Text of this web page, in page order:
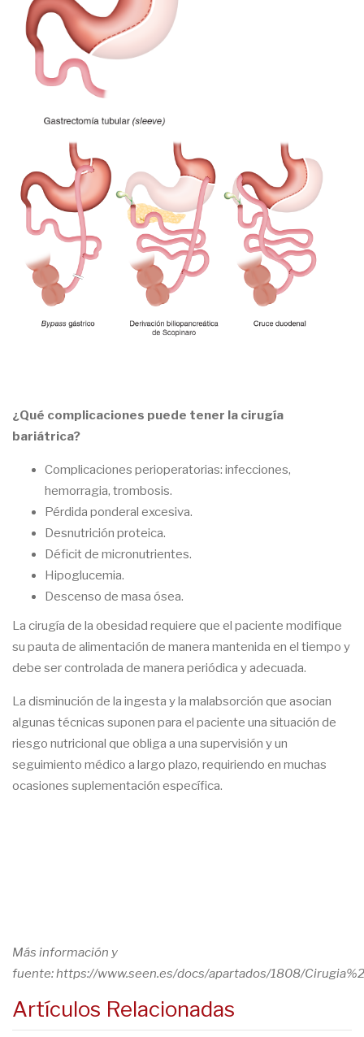
¿Qué complicaciones puede tener la cirugía
bariátrica?
Complicaciones perioperatorias: infecciones,
hemorragia, trombosis.
Pérdida ponderal excesiva.
Desnutrición proteica.
Déficit de micronutrientes.
Hipoglucemia.
Descenso de masa ósea.
La cirugía de la obesidad requiere que el paciente modifique
su pauta de alimentación de manera mantenida en el tiempo y
debe ser controlada de manera periódica y adecuada.
La disminución de la ingesta y la malabsorción que asocian
algunas técnicas suponen para el paciente una situación de
riesgo nutricional que obliga a una supervisión y un
seguimiento médico a largo plazo, requiriendo en muchas
ocasiones suplementación específica.
Más información y
fuente: https://www.seen.es/docs/apartados/1808/
Artículos Relacionadas